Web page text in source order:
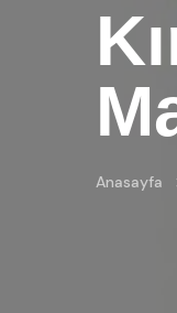
Anasayfa